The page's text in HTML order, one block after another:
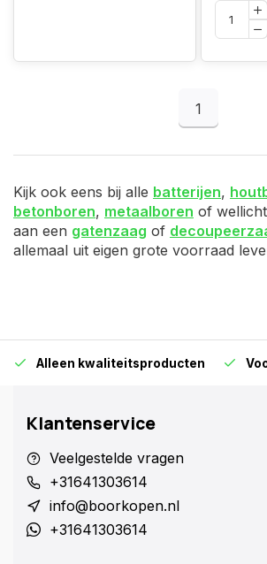
1
Kijk ook eens bij alle batterijen,
betonboren, metaalboren of
aan een gatenzaag of
allemaal uit eigen grote voorraad
Alleen kwaliteitsproducten
Klantenservice
Veelgestelde vragen
+31641303614
info@boorkopen.nl
+31641303614